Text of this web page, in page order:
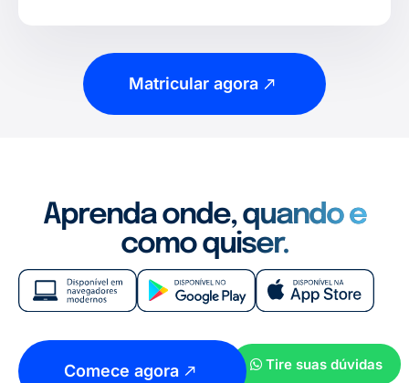
Matricular agora
Aprenda onde, quando e
como quiser.
Comece agora Tire suas dúvidas